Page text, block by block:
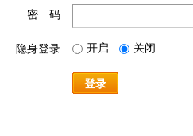
密 码
隐身登录 开启 关闭
登录